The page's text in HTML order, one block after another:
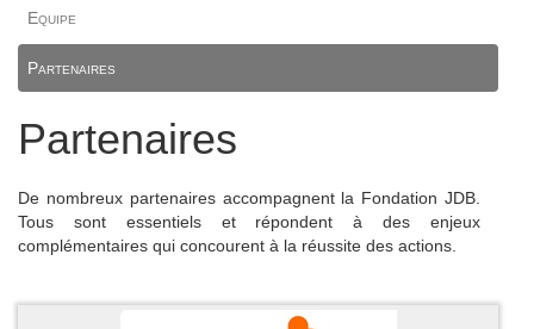
Equipe
Partenaires
Partenaires
De nombreux partenaires accompagnent la Fondation JDB.
Tous sont essentiels et répondent à des enjeux
complémentaires qui concourent à la réussite des actions.